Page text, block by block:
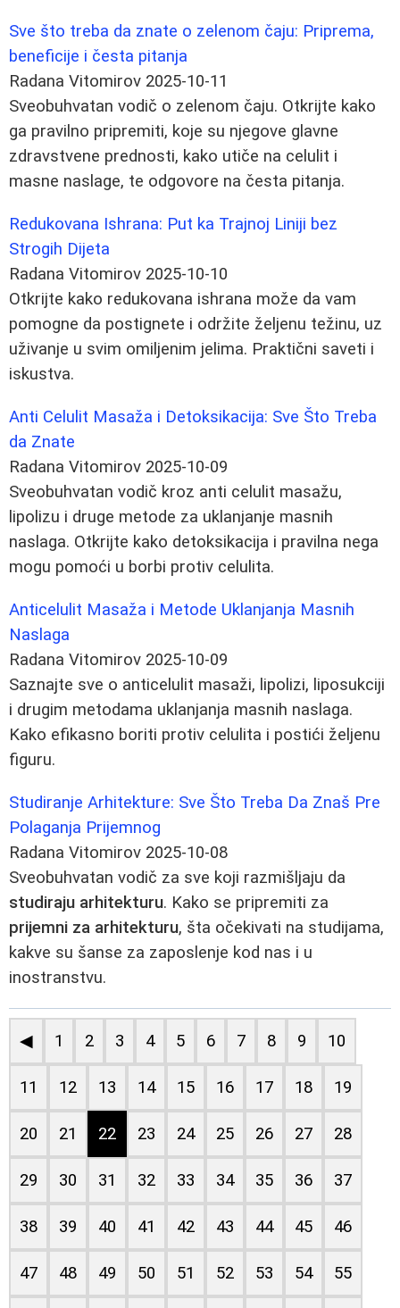
Sve što treba da znate o zelenom čaju: Priprema,
beneficije i česta pitanja
Radana Vitomirov 2025-10-11
Sveobuhvatan vodič o zelenom čaju. Otkrijte kako
ga pravilno pripremiti, koje su njegove glavne
zdravstvene prednosti, kako utiče na celulit i
masne naslage, te odgovore na česta pitanja.
Redukovana Ishrana: Put ka Trajnoj Liniji bez
Strogih Dijeta
Radana Vitomirov 2025-10-10
Otkrijte kako redukovana ishrana može da vam
pomogne da postignete i održite željenu težinu, uz
uživanje u svim omiljenim jelima. Praktični saveti i
iskustva.
Anti Celulit Masaža i Detoksikacija: Sve Što Treba
da Znate
Radana Vitomirov 2025-10-09
Sveobuhvatan vodič kroz anti celulit masažu,
lipolizu i druge metode za uklanjanje masnih
naslaga. Otkrijte kako detoksikacija i pravilna nega
mogu pomoći u borbi protiv celulita.
Anticelulit Masaža i Metode Uklanjanja Masnih
Naslaga
Radana Vitomirov 2025-10-09
Saznajte sve o anticelulit masaži, lipolizi, liposukciji
i drugim metodama uklanjanja masnih naslaga.
Kako efikasno boriti protiv celulita i postići željenu
figuru.
Studiranje Arhitekture: Sve Što Treba Da Znaš Pre
Polaganja Prijemnog
Radana Vitomirov 2025-10-08
Sveobuhvatan vodič za sve koji razmišljaju da
studiraju arhitekturu. Kako se pripremiti za
prijemni za arhitekturu, šta očekivati na studijama,
kakve su šanse za zaposlenje kod nas i u
inostranstvu.
◀ 1 2 3 4 5 6 7 8 9 10
11 12 13 14 15 16 17 18 19
20 21 22 23 24 25 26 27 28
29 30 31 32 33 34 35 36 37
38 39 40 41 42 43 44 45 46
47 48 49 50 51 52 53 54 55